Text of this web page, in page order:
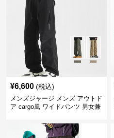
¥6,600 (税込)
メンズジャージ メンズ アウトド
ア cargo風 ワイドパンツ 男女兼